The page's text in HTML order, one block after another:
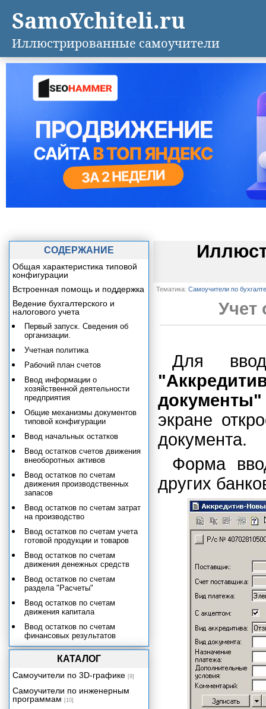
Тематика: Самоучители по
Учет
Для
документы"
экране
документа.
Форма
других
СОДЕРЖАНИЕ
Общая характеристика типовой
конфигурации
Встроенная помощь и поддержка
Ведение бухгалтерского и
налогового учета
Первый запуск. Сведения об
организации.
Учетная политика
Рабочий план счетов
Ввод информации о
хозяйственной деятельности
предприятия
Общие механизмы документов
типовой конфигурации
Ввод начальных остатков
Ввод остатков счетов движения
внеоборотных активов
Ввод остатков по счетам
движения производственных
запасов
Ввод остатков по счетам затрат
на производство
Ввод остатков по счетам учета
готовой продукции и товаров
Ввод остатков по счетам
движения денежных средств
Ввод остатков по счетам
раздела "Расчеты"
Ввод остатков по счетам
движения капитала
Ввод остатков по счетам
финансовых результатов
Ввод остатков в забалансовые
Ввод остатков по счету ведения
амортизируемого имущества
КАТАЛОГ
Самоучители по 3D-графике [9]
Самоучители по инженерным
программам [10]
SamoYchiteli.ru
Иллюстрированные самоучители